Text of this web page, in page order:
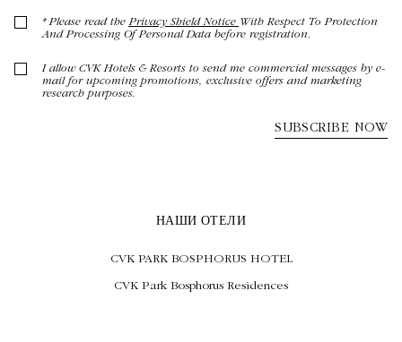
НАШИ ОТЕЛИ
CVK PARK BOSPHORUS HOTEL
CVK Park Bosphorus Residences